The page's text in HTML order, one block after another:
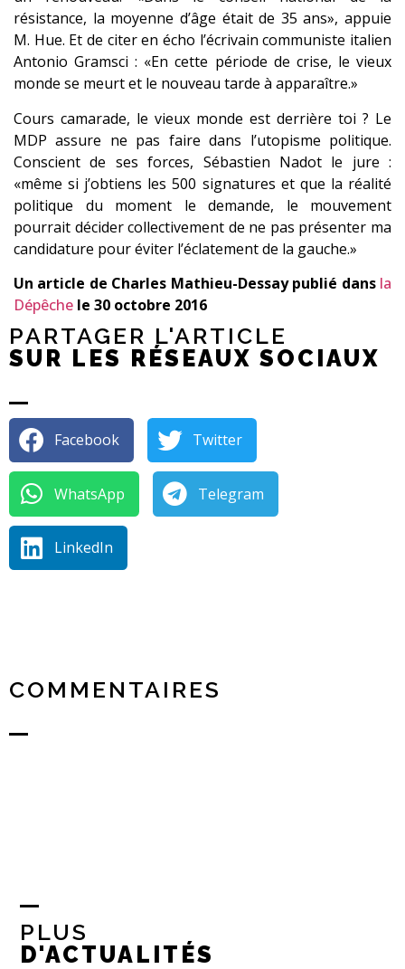
résistance, la moyenne d’âge était de 35 ans», appuie
M. Hue. Et de citer en écho l’écrivain communiste italien
Antonio Gramsci : «En cette période de crise, le vieux
monde se meurt et le nouveau tarde à apparaître.»
Cours camarade, le vieux monde est derrière toi ? Le
MDP assure ne pas faire dans l’utopisme politique.
Conscient de ses forces, Sébastien Nadot le jure :
«même si j’obtiens les 500 signatures et que la réalité
politique du moment le demande, le mouvement
pourrait décider collectivement de ne pas présenter ma
candidature pour éviter l’éclatement de la gauche.»
Un article de Charles Mathieu-Dessay publié dans la
Dépêche le 30 octobre 2016
PARTAGER L'ARTICLE
SUR LES RÉSEAUX SOCIAUX
Facebook Twitter
WhatsApp Telegram
LinkedIn
COMMENTAIRES
PLUS
D'ACTUALITÉS